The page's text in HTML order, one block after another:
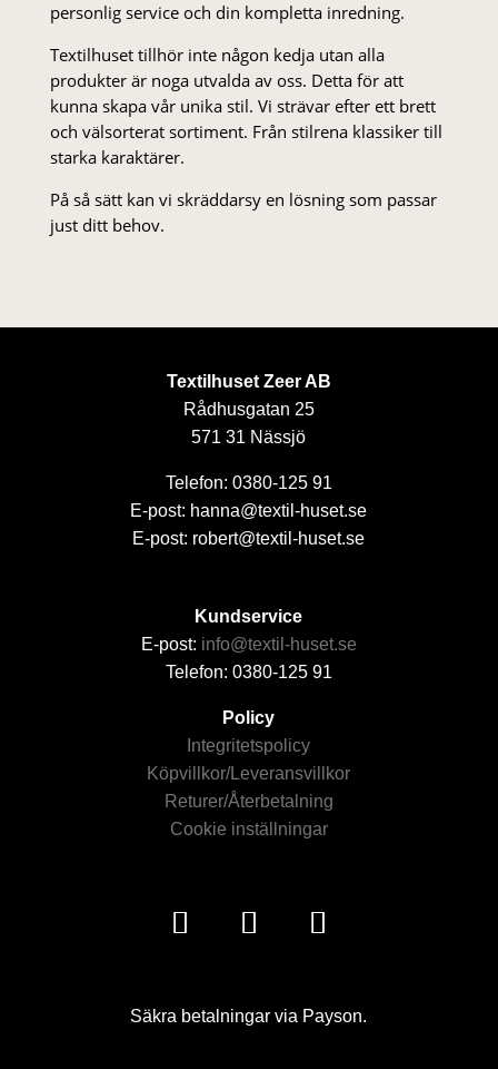
personlig service och din kompletta inredning.
Textilhuset tillhör inte någon kedja utan alla
produkter är noga utvalda av oss. Detta för att
kunna skapa vår unika stil. Vi strä­var efter ett brett
och välsorterat sor­ti­ment. Från stil­rena klas­siker till
starka karaktärer.
På så sätt kan vi skräddarsy en lösning som passar
just ditt behov.
Textilhuset Zeer AB
Rådhusgatan 25
571 31 Nässjö
Telefon: 0380-125 91
E-post: hanna@textil-huset.se
E-post: robert@textil-huset.se
Kundservice
E-post: info@textil-huset.se
Telefon: 0380-125 91
Policy
Integritetspolicy
Köpvillkor/Leveransvillkor
Returer/Återbetalning
Cookie inställningar
Säkra betalningar via Payson.